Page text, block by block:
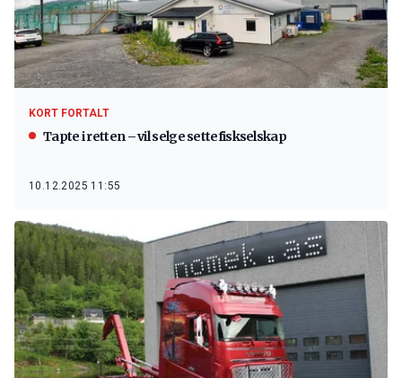
KORT FORTALT
Tapte i retten – vil selge settefiskselskap
10.12.2025 11:55